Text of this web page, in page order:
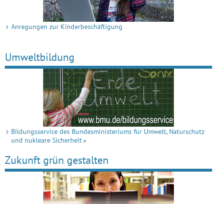
Anregungen zur Kinderbeschäftigung
Umweltbildung
Bildungs­service des Bundes­minis­teriums für Umwelt, Natur­schutz
und nukleare Sicherheit
Zukunft grün gestalten